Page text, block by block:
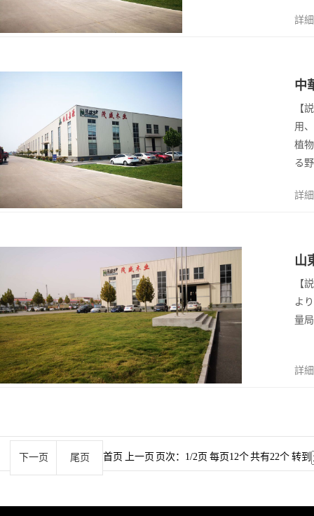
詳細
中
【
用
植
る
詳細
山
【
よ
量
詳細
首页 上一页
下一页 尾页 页次：1/2页 每页12个 共有22个 转到